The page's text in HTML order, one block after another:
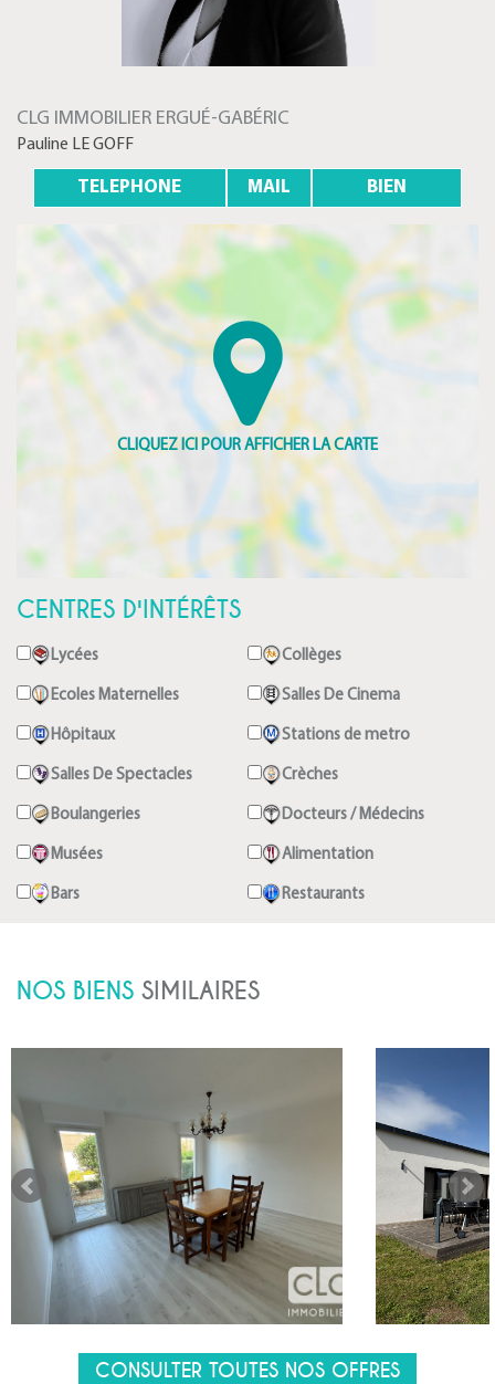
CLG IMMOBILIER ERGUÉ-GABÉRIC
Pauline LE GOFF
TELEPHONE MAIL BIEN
CENTRES D'INTÉRÊTS
Lycées Collèges
Ecoles Maternelles Salles De Cinema
Hôpitaux Stations de metro
Salles De Spectacles Crèches
Boulangeries Docteurs / Médecins
Musées Alimentation
Bars Restaurants
NOS BIENS SIMILAIRES
CONSULTER TOUTES NOS OFFRES